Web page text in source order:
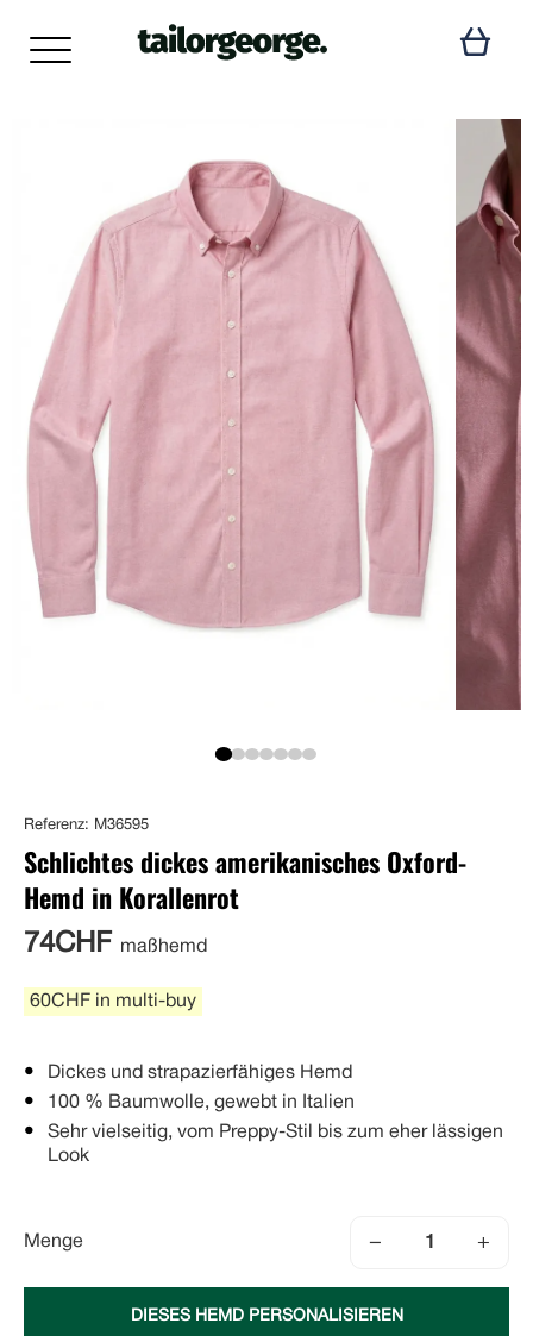
Referenz: M36595
Schlichtes dickes amerikanisches Oxford-
Hemd in Korallenrot
74CHF maßhemd
60CHF in multi-buy
Dickes und strapazierfähiges Hemd
100 % Baumwolle, gewebt in Italien
Sehr vielseitig, vom Preppy-Stil bis zum eher lässigen
Look
Menge − +
DIESES HEMD PERSONALISIEREN